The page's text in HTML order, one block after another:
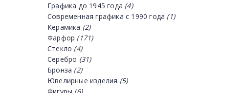
Графика до 1945 года (4)
Современная графика с 1990 года (1)
Керамика (2)
Фарфор (171)
Стекло (4)
Серебро (31)
Бронза (2)
Ювелирные изделия (5)